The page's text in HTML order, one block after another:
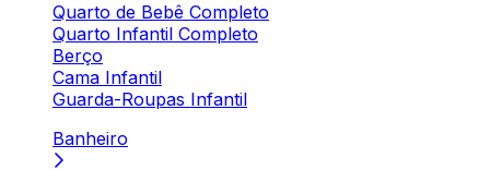
Quarto de Bebê Completo
Quarto Infantil Completo
Berço
Cama Infantil
Guarda-Roupas Infantil
Banheiro